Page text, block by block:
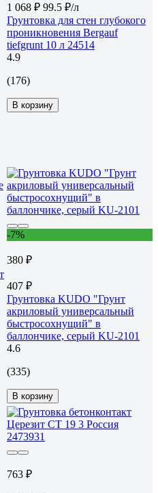
1 068 ₽ 99.5 ₽/л
Грунтовка для стен глубокого
проникновения Bergauf
tiefgrunt 10 л 24514
4.9
(176)
В корзину
-7%
380 ₽
407 ₽
Грунтовка KUDO "Грунт
акриловый универсальный
быстросохнущий" в
баллончике, серый KU-2101
4.6
(335)
В корзину
763 ₽